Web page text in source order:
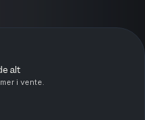
alt
i vente.